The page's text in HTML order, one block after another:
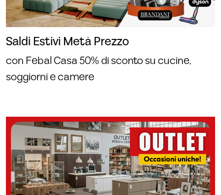
Saldi Estivi Metà Prezzo
con Febal Casa 50% di sconto su cucine,
soggiorni e camere